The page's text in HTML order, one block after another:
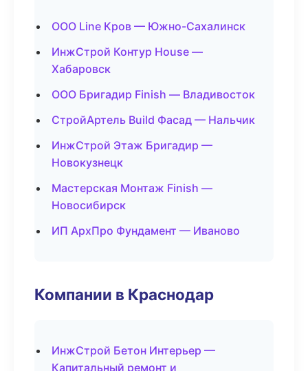
ООО Line Кров — Южно-Сахалинск
ИнжСтрой Контур House —
Хабаровск
ООО Бригадир Finish — Владивосток
СтройАртель Build Фасад — Нальчик
ИнжСтрой Этаж Бригадир —
Новокузнецк
Мастерская Монтаж Finish —
Новосибирск
ИП АрхПро Фундамент — Иваново
Компании в Краснодар
ИнжСтрой Бетон Интерьер —
Капитальный ремонт и